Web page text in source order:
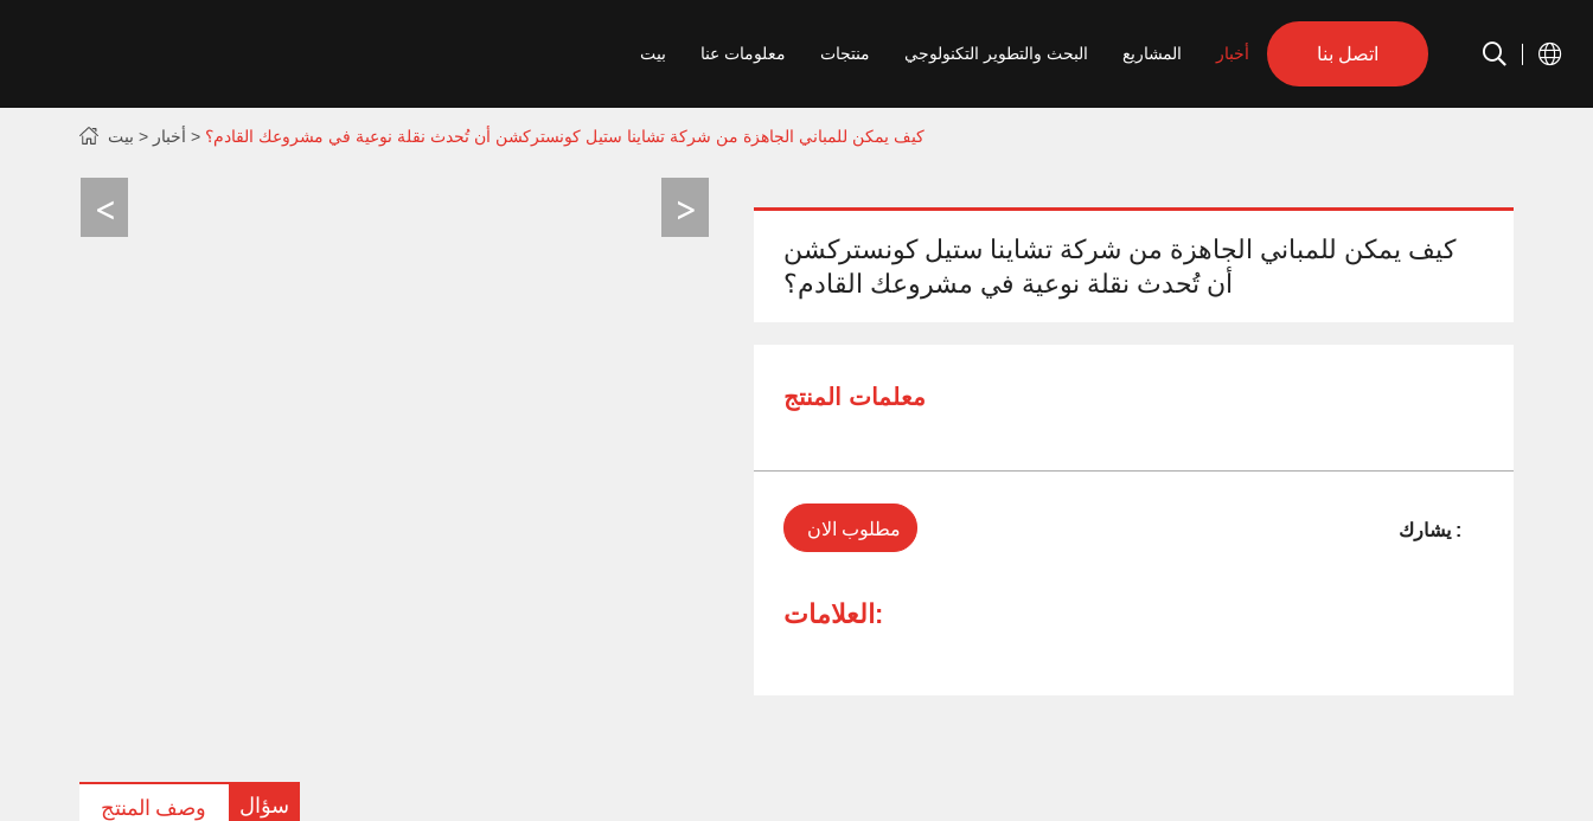
بيت معلومات عنا منتجات البحث والتطوير التكنولوجي المشاريع أخبار اتصل بنا
بيت أخبار كيف يمكن للمباني الجاهزة من شركة تشاينا ستيل كونستركشن أن تُحدث نقلة نوعية في مشروعك القادم؟
كيف يمكن للمباني الجاهزة من شركة تشاينا ستيل كونستركشن
أن تُحدث نقلة نوعية في مشروعك القادم؟
معلمات المنتج
مطلوب الان يشارك :
العلامات:
وصف المنتج سؤال